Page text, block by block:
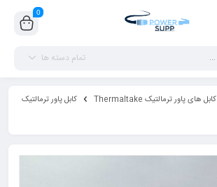
0
تمام دسته ها
کابل های پاور ترمالتیک Thermaltake
کابل پاور ترمالتیک